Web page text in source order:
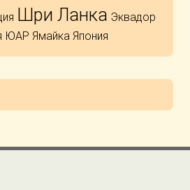
Шри Ланка Эквадор
ЮАР Ямайка Япония